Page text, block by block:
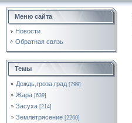
Меню сайта
Новости
Обратная связь
Темы
Дождь,гроза,град [799]
Жара [639]
Засуха [214]
Землетрясение [2260]